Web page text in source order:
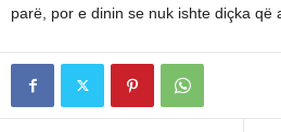
parë, por e dinin se nuk ishte diçka që